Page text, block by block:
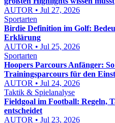
AUTOR • Jul 27, 2026
Sportarten
Birdie Definition im Golf:
Erklärung
AUTOR • Jul 25, 2026
Sportarten
Hoopers Parcours Anfänger:
Trainingsparcours für den
AUTOR • Jul 24, 2026
Taktik & Spielanalyse
Fieldgoal im Football: Regeln,
entscheidet
AUTOR • Jul 23, 2026